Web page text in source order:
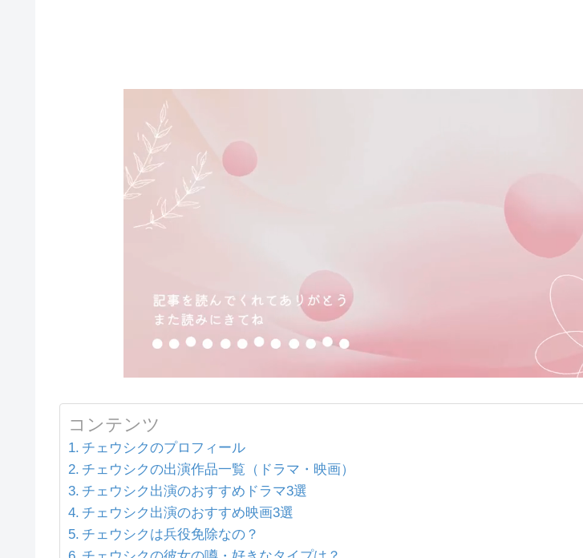
コンテンツ
チェウシクのプロフィール
チェウシクの出演作品一覧（ドラマ・映画）
チェウシク出演のおすすめドラマ3選
チェウシク出演のおすすめ映画3選
チェウシクは兵役免除なの？